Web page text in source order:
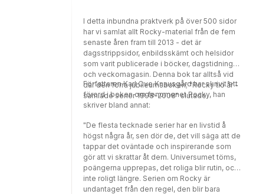
I detta inbundna praktverk på över 500 sidor
har vi samlat allt Rocky-material från de fem
senaste åren fram till 2013 - det är
dagsstrippsidor, enbildsskämt och helsidor
som varit publicerade i böcker, dagstidningar
och veckomagasin. Denna bok tar alltså vid
där den förra jubileumsboken; "Rocky tio år -
samlade serier 1998-2008" slutade.
Författaren Karl Ove Knausgård har skrivit ett
förord i boken om fenomenet Rocky, han
skriver bland annat:
"De flesta tecknade serier har en livstid å
högst några år, sen dör de, det vill säga att de
tappar det oväntade och inspirerande som
gör att vi skrattar åt dem. Universumet töms,
poängerna upprepas, det roliga blir rutin, och
inte roligt längre. Serien om Rocky är
undantaget från den regel, den blir bara